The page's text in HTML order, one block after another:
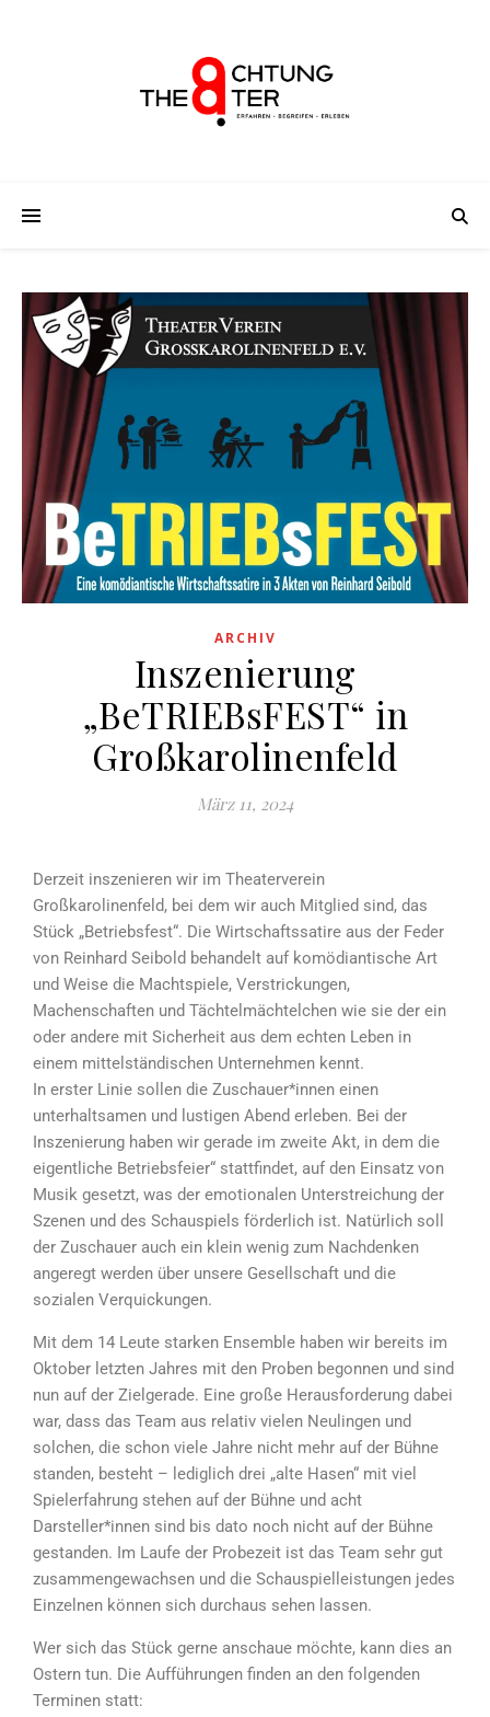
ARCHIV
Inszenierung
„BeTRIEBsFEST“ in
Großkarolinenfeld
März 11, 2024
Derzeit inszenieren wir im Theaterverein
Großkarolinenfeld, bei dem wir auch Mitglied sind, das
Stück „Betriebsfest“. Die Wirtschaftssatire aus der Feder
von Reinhard Seibold behandelt auf komödiantische Art
und Weise die Machtspiele, Verstrickungen,
Machenschaften und Tächtelmächtelchen wie sie der ein
oder andere mit Sicherheit aus dem echten Leben in
einem mittelständischen Unternehmen kennt.
In erster Linie sollen die Zuschauer*innen einen
unterhaltsamen und lustigen Abend erleben. Bei der
Inszenierung haben wir gerade im zweite Akt, in dem die
eigentliche Betriebsfeier“ stattfindet, auf den Einsatz von
Musik gesetzt, was der emotionalen Unterstreichung der
Szenen und des Schauspiels förderlich ist. Natürlich soll
der Zuschauer auch ein klein wenig zum Nachdenken
angeregt werden über unsere Gesellschaft und die
sozialen Verquickungen.
Mit dem 14 Leute starken Ensemble haben wir bereits im
Oktober letzten Jahres mit den Proben begonnen und sind
nun auf der Zielgerade. Eine große Herausforderung dabei
war, dass das Team aus relativ vielen Neulingen und
solchen, die schon viele Jahre nicht mehr auf der Bühne
standen, besteht – lediglich drei „alte Hasen“ mit viel
Spielerfahrung stehen auf der Bühne und acht
Darsteller*innen sind bis dato noch nicht auf der Bühne
gestanden. Im Laufe der Probezeit ist das Team sehr gut
zusammengewachsen und die Schauspielleistungen jedes
Einzelnen können sich durchaus sehen lassen.
Wer sich das Stück gerne anschaue möchte, kann dies an
Ostern tun. Die Aufführungen finden an den folgenden
Terminen statt: